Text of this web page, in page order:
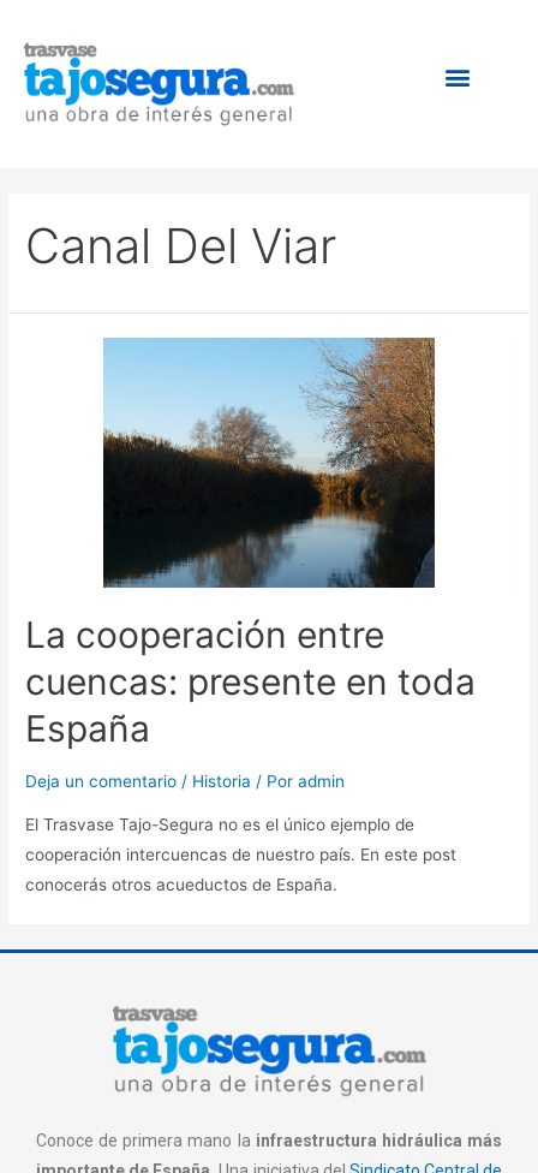
Canal Del Viar
La cooperación entre
cuencas: presente en toda
España
Deja un comentario / Historia / Poradmin
El Trasvase Tajo-Segura no es el único ejemplo de
cooperación intercuencas de nuestro país. En este post
conocerás otros acueductos de España.
Conoce de primera mano la infraestructura hidráulica más